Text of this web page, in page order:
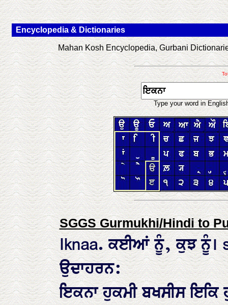
Encyclopedia & Dictionaries
Mahan Kosh Encyclopedia, Gurbani
Type your word in
SGGS Gurmukhi/Hindi to
Iknaa. ਕਈਆਂ ਨੂੰ, ਕੁਝ ਨੂੰ।
ਉਦਾਹਰਨ:
ਇਕਨਾ ਹੁਕਮੀ ਬਖਸੀਸ ਇਕਿ